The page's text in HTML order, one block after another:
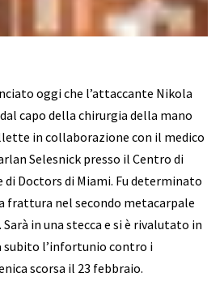
oggi che l’attaccante Nikola
capo della chirurgia della mano
in collaborazione con il medico
Selesnick presso il Centro di
di Doctors di Miami. Fu determinato
frattura nel secondo metacarpale
in una stecca e si è rivalutato in
l’infortunio contro i
scorsa il 23 febbraio.